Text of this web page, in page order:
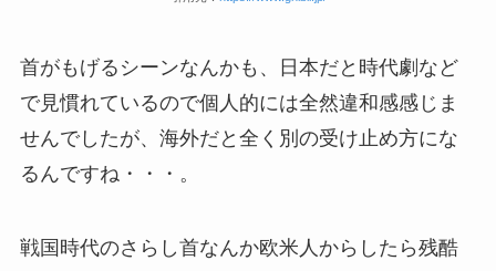
首がもげるシーンなんかも、日本だと時代劇など
で見慣れているので個人的には全然違和感感じま
せんでしたが、海外だと全く別の受け止め方にな
るんですね・・・。
戦国時代のさらし首なんか欧米人からしたら残酷